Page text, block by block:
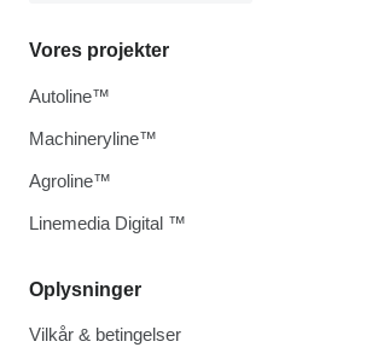
Oplysninger
Vilkår & betingelser
Vores projekter
Autoline™
Machineryline™
Agroline™
Linemedia Digital ™